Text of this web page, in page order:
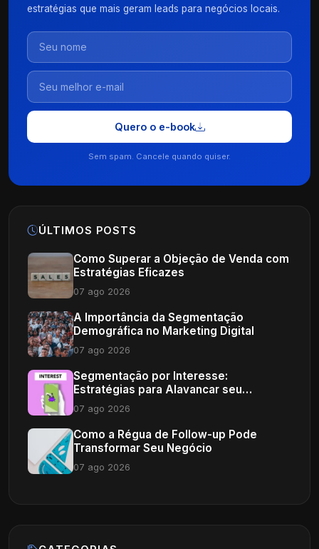
estratégias que mais geram leads para negócios locais.
Quero o e-book
Sem spam. Cancele quando quiser.
ÚLTIMOS POSTS
Como Superar a Objeção de Venda com
Estratégias Eficazes
07 ago 2026
A Importância da Segmentação
Demográfica no Marketing Digital
07 ago 2026
Segmentação por Interesse:
Estratégias para Alavancar seu
Marketing Digital
07 ago 2026
Como a Régua de Follow-up Pode
Transformar Seu Negócio
07 ago 2026